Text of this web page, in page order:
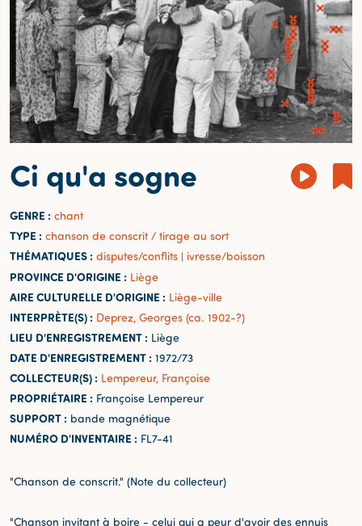
Ci qu'a sogne
GENRE : chant
TYPE : chanson de conscrit / tirage au sort
THÉMATIQUES : disputes/conflits | ivresse/boisson
PROVINCE D'ORIGINE : Liège
AIRE CULTURELLE D'ORIGINE : Liège-ville
INTERPRÈTE(S) : Deprez, Georges (ca. 1902-?)
LIEU D'ENREGISTREMENT : Liège
DATE D'ENREGISTREMENT : 1972/73
COLLECTEUR(S) : Lempereur, Françoise
PROPRIÉTAIRE : Françoise Lempereur
SUPPORT : bande magnétique
NUMÉRO D'INVENTAIRE : FL7-41
"Chanson de conscrit." (Note du collecteur)
"Chanson invitant à boire - celui qui a peur d'avoir des ennuis